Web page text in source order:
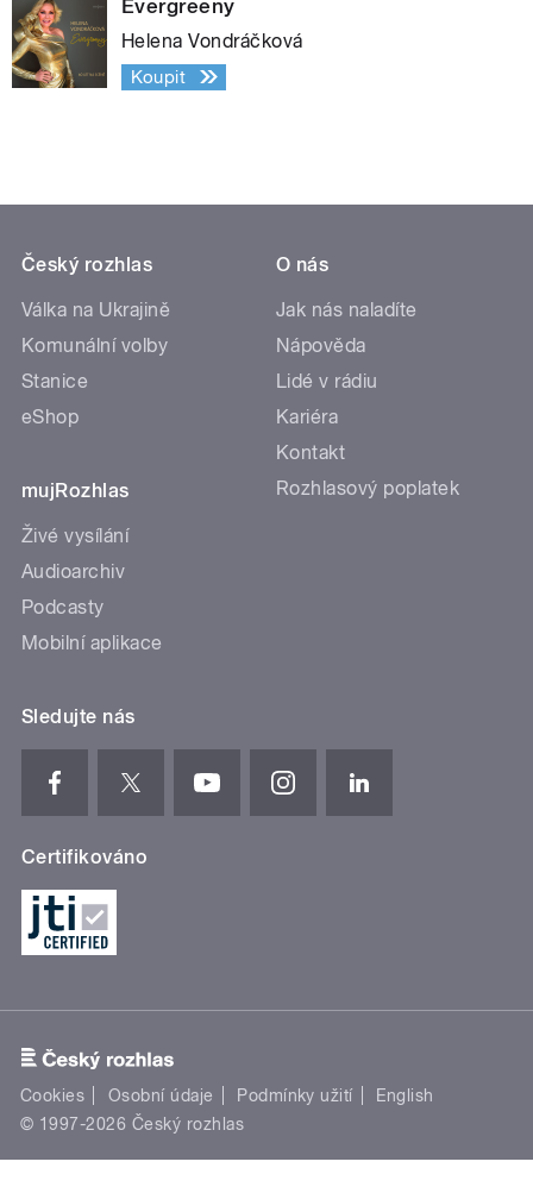
Evergreeny
Helena Vondráčková
Koupit
Český rozhlas
Válka na Ukrajině
Komunální volby
Stanice
eShop
mujRozhlas
Živé vysílání
Audioarchiv
Podcasty
Mobilní aplikace
O nás
Jak nás naladíte
Nápověda
Lidé v rádiu
Kariéra
Kontakt
Rozhlasový poplatek
Sledujte nás
Certifikováno
Cookies Osobní údaje Podmínky užití
English
© 1997-2026 Český rozhlas